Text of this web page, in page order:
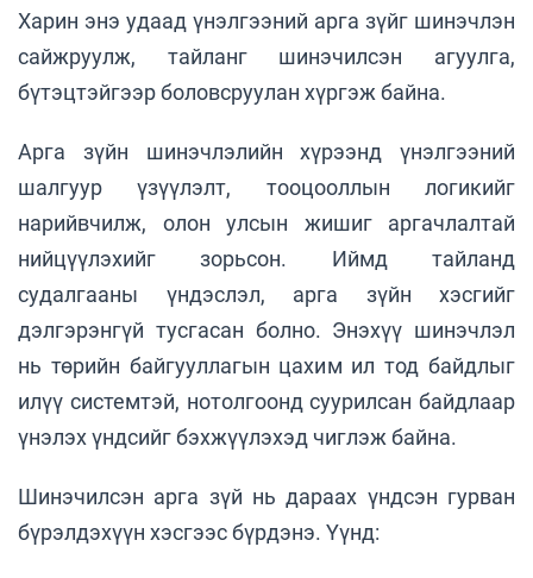
Харин энэ удаад үнэлгээний арга зүйг шинэчлэн
сайжруулж, тайланг шинэчилсэн агуулга,
бүтэцтэйгээр боловсруулан хүргэж байна.
Арга зүйн шинэчлэлийн хүрээнд үнэлгээний
шалгуур үзүүлэлт, тооцооллын логикийг
нарийвчилж, олон улсын жишиг аргачлалтай
нийцүүлэхийг зорьсон. Иймд тайланд
судалгааны үндэслэл, арга зүйн хэсгийг
дэлгэрэнгүй тусгасан болно. Энэхүү шинэчлэл
нь төрийн байгууллагын цахим ил тод байдлыг
илүү системтэй, нотолгоонд суурилсан байдлаар
үнэлэх үндсийг бэхжүүлэхэд чиглэж байна.
Шинэчилсэн арга зүй нь дараах үндсэн гурван
бүрэлдэхүүн хэсгээс бүрдэнэ. Үүнд: